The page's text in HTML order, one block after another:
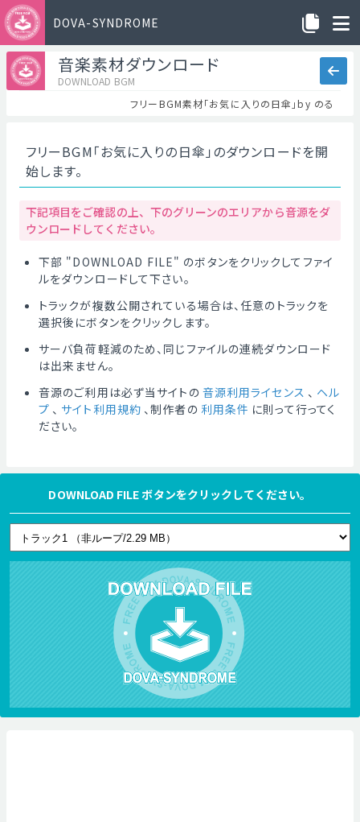
DOVA-SYNDROME
音楽素材ダウンロード
DOWNLOAD BGM
フリーBGM素材「お気に入りの日傘」by のる
フリーBGM「お気に入りの日傘」のダウンロードを開
始します。
下記項目をご確認の上、下のグリーンのエリアから音源をダ
ウンロードしてください。
下部 "DOWNLOAD FILE" のボタンをクリックしてファイ
ルをダウンロードして下さい。
トラックが複数公開されている場合は、任意のトラックを
選択後にボタンをクリックします。
サーバ負荷軽減のため、同じファイルの連続ダウンロード
は出来ません。
音源のご利用は必ず当サイトの 音源利用ライセンス 、 ヘル
プ 、 サイト利用規約 、制作者の 利用条件 に則って行ってく
ださい。
DOWNLOAD FILE ボタンをクリックしてください。